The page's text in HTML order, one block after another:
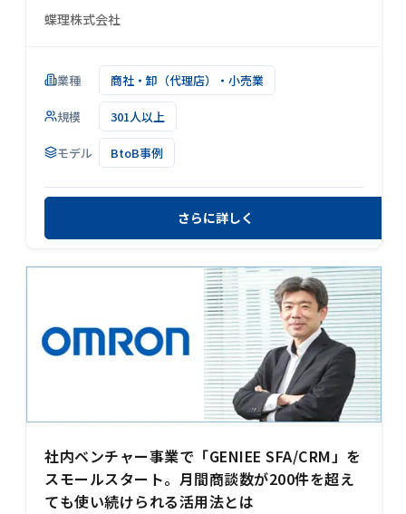
蝶理株式会社
業種 商社・卸（代理店）・小売業
規模 301人以上
モデル BtoB事例
さらに詳しく
社内ベンチャー事業で「GENIEE SFA/CRM」を
スモールスタート。月間商談数が200件を超え
ても使い続けられる活用法とは